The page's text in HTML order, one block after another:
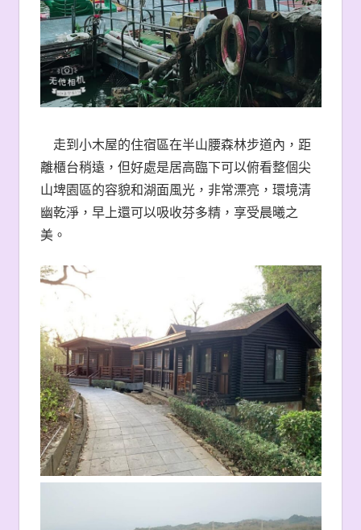
走到小木屋的住宿區在半山腰森林步道內，距
離櫃台稍遠，但好處是居高臨下可以俯看整個尖
山埤園區的容貌和湖面風光，非常漂亮，環境清
幽乾淨，早上還可以吸收芬多精，享受晨曦之
美。